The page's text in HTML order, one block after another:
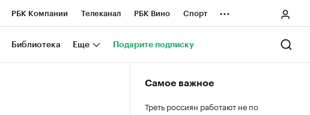
РБК Компании Телеканал РБК Вино Спорт
Национальные проекты Город
...
Библиотека Еще Подарите подписку
Самое важное
Треть россиян работают не по